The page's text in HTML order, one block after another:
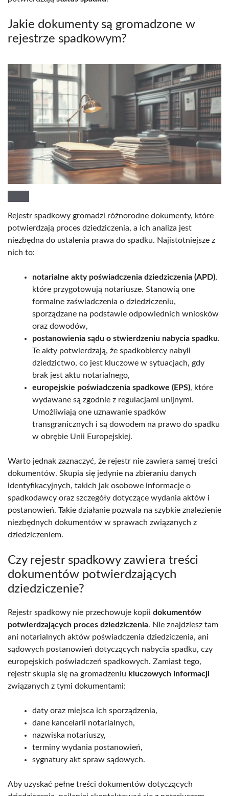
Jakie dokumenty są gromadzone w
rejestrze spadkowym?
Rejestr spadkowy gromadzi różnorodne dokumenty, które
potwierdzają proces dziedziczenia, a ich analiza jest
niezbędna do ustalenia prawa do spadku. Najistotniejsze z
nich to:
notarialne akty poświadczenia dziedziczenia (APD),
które przygotowują notariusze. Stanowią one
formalne zaświadczenia o dziedziczeniu,
sporządzane na podstawie odpowiednich wniosków
oraz dowodów,
postanowienia sądu o stwierdzeniu nabycia spadku.
Te akty potwierdzają, że spadkobiercy nabyli
dziedzictwo, co jest kluczowe w sytuacjach, gdy
brak jest aktu notarialnego,
europejskie poświadczenia spadkowe (EPS), które
wydawane są zgodnie z regulacjami unijnymi.
Umożliwiają one uznawanie spadków
transgranicznych i są dowodem na prawo do spadku
w obrębie Unii Europejskiej.
Warto jednak zaznaczyć, że rejestr nie zawiera samej treści
dokumentów. Skupia się jedynie na zbieraniu danych
identyfikacyjnych, takich jak osobowe informacje o
spadkodawcy oraz szczegóły dotyczące wydania aktów i
postanowień. Takie działanie pozwala na szybkie znalezienie
niezbędnych dokumentów w sprawach związanych z
dziedziczeniem.
Czy rejestr spadkowy zawiera treści
dokumentów potwierdzających
dziedziczenie?
Rejestr spadkowy nie przechowuje kopii dokumentów
potwierdzających proces dziedziczenia. Nie znajdziesz tam
ani notarialnych aktów poświadczenia dziedziczenia, ani
sądowych postanowień dotyczących nabycia spadku, czy
europejskich poświadczeń spadkowych. Zamiast tego,
rejestr skupia się na gromadzeniu kluczowych informacji
związanych z tymi dokumentami:
daty oraz miejsca ich sporządzenia,
dane kancelarii notarialnych,
nazwiska notariuszy,
terminy wydania postanowień,
sygnatury akt spraw sądowych.
Aby uzyskać pełne treści dokumentów dotyczących